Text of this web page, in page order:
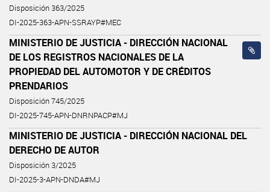
Disposición 363/2025
DI-2025-363-APN-SSRAYP#MEC
MINISTERIO DE JUSTICIA - DIRECCIÓN NACIONAL
DE LOS REGISTROS NACIONALES DE LA
PROPIEDAD DEL AUTOMOTOR Y DE CRÉDITOS
PRENDARIOS
Disposición 745/2025
DI-2025-745-APN-DNRNPACP#MJ
MINISTERIO DE JUSTICIA - DIRECCIÓN NACIONAL DEL
DERECHO DE AUTOR
Disposición 3/2025
DI-2025-3-APN-DNDA#MJ